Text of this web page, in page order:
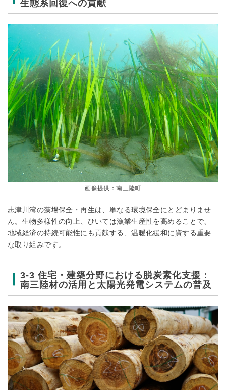
生態系回復への貢献
画像提供：南三陸町
志津川湾の藻場保全・再生は、単なる環境保全にとどまりませ
ん。生物多様性の向上、ひいては漁業生産性を高めることで、
地域経済の持続可能性にも貢献する、温暖化緩和に資する重要
な取り組みです。
3-3 住宅・建築分野における脱炭素化支援：
南三陸材の活用と太陽光発電システムの普及